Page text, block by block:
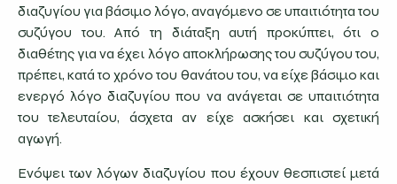
διαζυγίου για βάσιμο λόγο, αναγόμενο σε υπαιτιότητα του
συζύγου του. Από τη διάταξη αυτή προκύπτει, ότι ο
διαθέτης για να έχει λόγο αποκλήρωσης του συζύγου του,
πρέπει, κατά το χρόνο του θανάτου του, να είχε βάσιμο και
ενεργό λόγο διαζυγίoυ που να ανάγεται σε υπαιτιότητα
του τελευταίου, άσχετα αν είχε ασκήσει και σχετική
αγωγή.
Ενόψει των λόγων διαζυγίου που έχουν θεσπιστεί μετά